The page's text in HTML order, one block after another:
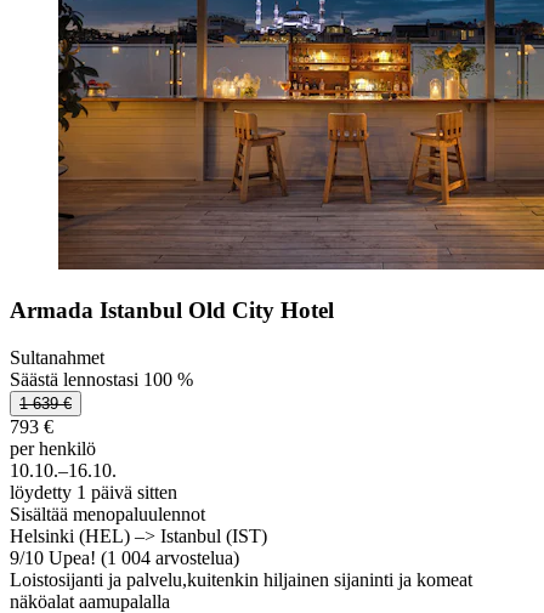
Armada Istanbul Old City Hotel
Sultanahmet
Säästä lennostasi 100 %
1 639 €
793 €
per henkilö
10.10.–16.10.
löydetty 1 päivä sitten
Sisältää menopaluulennot
Helsinki (HEL) –> Istanbul (IST)
9/10 Upea! (1 004 arvostelua)
Loistosijanti ja palvelu,kuitenkin hiljainen sijaninti ja komeat
näköalat aamupalalla